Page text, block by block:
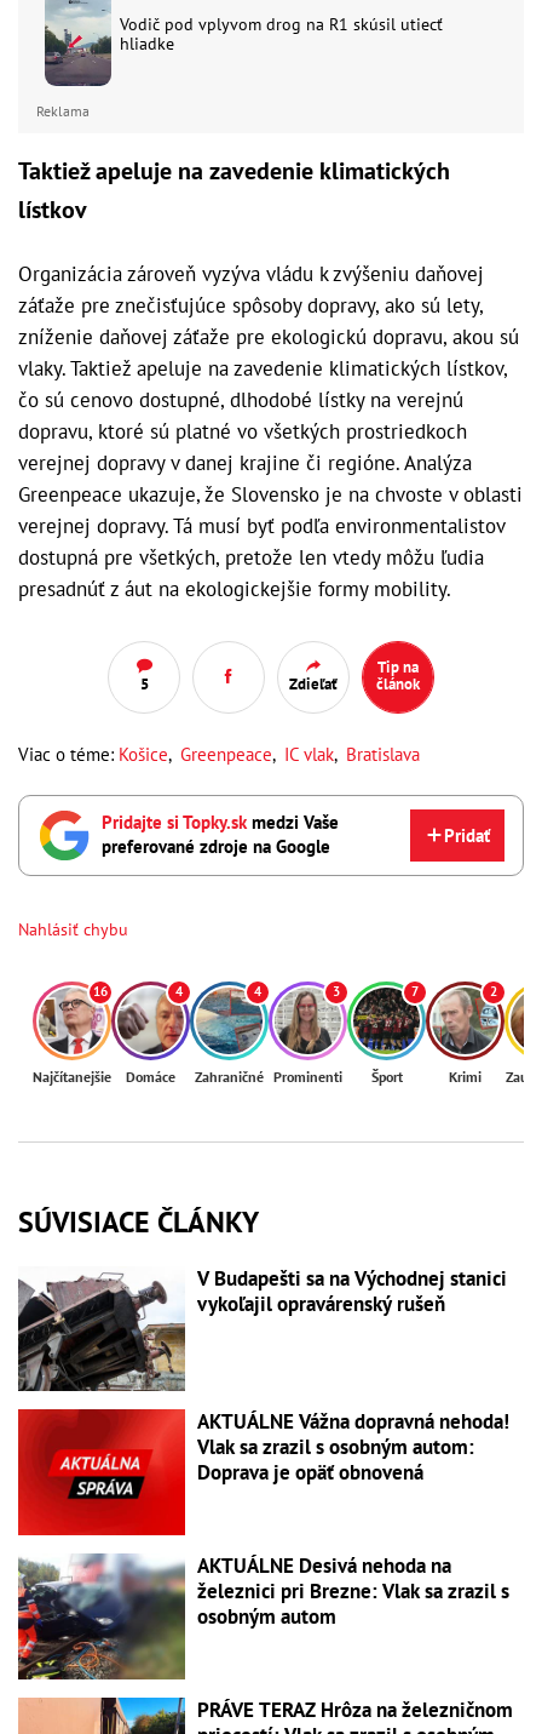
Vodič pod vplyvom drog na R1 skúsil utiecť
hliadke
Reklama
Taktiež apeluje na zavedenie klimatických
lístkov
Organizácia zároveň vyzýva vládu k zvýšeniu daňovej
záťaže pre znečisťujúce spôsoby dopravy, ako sú lety,
zníženie daňovej záťaže pre ekologickú dopravu, akou sú
vlaky. Taktiež apeluje na zavedenie klimatických lístkov,
čo sú cenovo dostupné, dlhodobé lístky na verejnú
dopravu, ktoré sú platné vo všetkých prostriedkoch
verejnej dopravy v danej krajine či regióne. Analýza
Greenpeace ukazuje, že Slovensko je na chvoste v oblasti
verejnej dopravy. Tá musí byť podľa environmentalistov
dostupná pre všetkých, pretože len vtedy môžu ľudia
presadnúť z áut na ekologickejšie formy mobility.
5 Zdieľať
Tip na
článok
Viac o téme: Košice, Greenpeace, IC vlak, Bratislava
Pridajte si Topky.skmedzi Vaše
preferované zdroje na Google
Pridať
Nahlásiť chybu
16
Najčítanejšie
4
Domáce
4
Zahraničné
3
Prominenti
7
Šport
2
Krimi
SÚVISIACE ČLÁNKY
V Budapešti sa na Východnej stanici
vykoľajil opravárenský rušeň
AKTUÁLNE Vážna dopravná nehoda!
Vlak sa zrazil s osobným autom:
Doprava je opäť obnovená
AKTUÁLNE Desivá nehoda na
železnici pri Brezne: Vlak sa zrazil s
osobným autom
PRÁVE TERAZ Hrôza na železničnom